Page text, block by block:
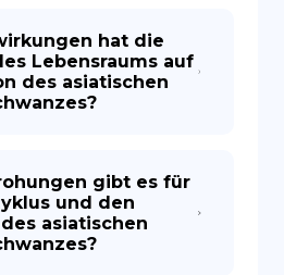
hat die
Lebensraums auf
des asiatischen
gibt es für
und den
asiatischen